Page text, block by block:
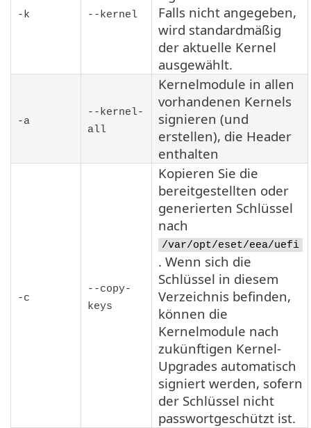
-k --kernel
Falls nicht angegeben,
wird standardmäßig
der aktuelle Kernel
ausgewählt.
-a
--kernel-
all
Kernelmodule in allen
vorhandenen Kernels
signieren (und
erstellen), die Header
enthalten
-c
--copy-
keys
Kopieren Sie die
bereitgestellten oder
generierten Schlüssel
nach
/var/opt/eset/eea/uefi
. Wenn sich die
Schlüssel in diesem
Verzeichnis befinden,
können die
Kernelmodule nach
zukünftigen Kernel-
Upgrades automatisch
signiert werden, sofern
der Schlüssel nicht
passwortgeschützt ist.